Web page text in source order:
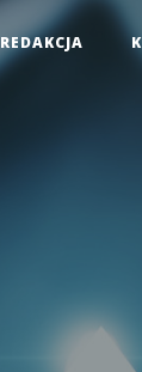
REDAKCJA